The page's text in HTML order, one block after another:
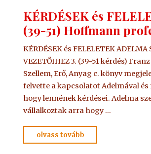
KÉRDÉSEK és
(39-51) Hoffmann
KÉRDÉSEK és FELELETEK ADELMA
VEZETŐIHEZ 3. (39-51 kérdés)
Szellem, Erő, Anyag c. könyv
felvette a kapcsolatot Adelmával és
hogy lennének kérdései. Adelma
vállalkoztak arra hogy …
olvass tovább
és